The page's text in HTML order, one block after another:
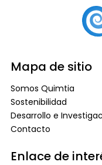
Mapa de sitio
Somos Quimtia
Sostenibilidad
Desarrollo e
Contacto
Enlace de